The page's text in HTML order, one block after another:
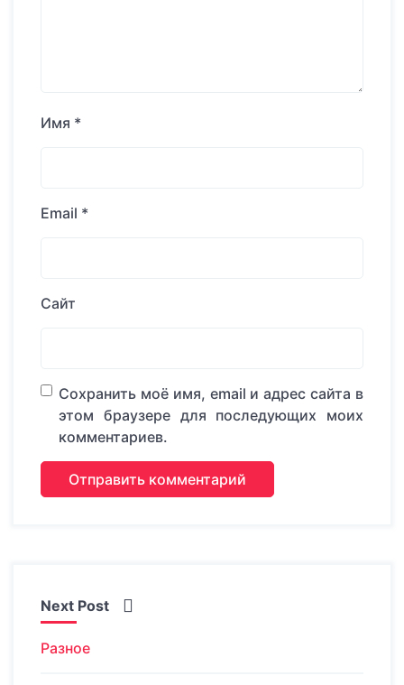
Имя *
Email *
Сайт
Сохранить моё имя, email и адрес сайта в
этом браузере для последующих моих
комментариев.
Next Post
Разное